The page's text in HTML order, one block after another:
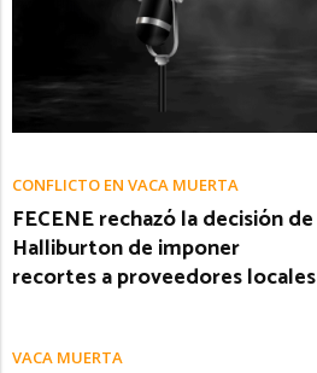
CONFLICTO EN VACA MUERTA
FECENE rechazó la decisión de
Halliburton de imponer
recortes a proveedores locales
VACA MUERTA